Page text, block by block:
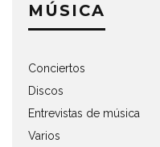
MÚSICA
Conciertos
Discos
Entrevistas de música
Varios